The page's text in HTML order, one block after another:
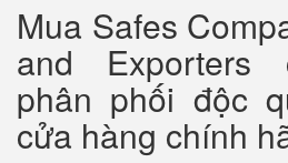
Mua Safes
and Exporters
phân phối độc
cửa hàng chính